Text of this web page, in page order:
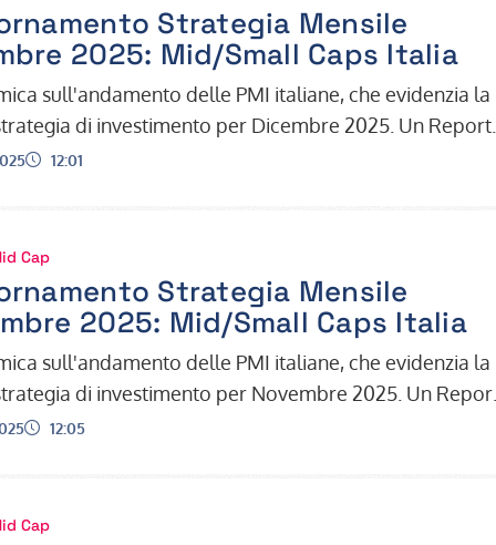
Strategia Mensile
2025: Mid/Small Caps Italia
sull'andamento delle PMI italiane, che evidenzia la
di investimento per Dicembre 2025. Un Report
dall'Uff…
Ora:
12:01
Cap
Strategia Mensile
2025: Mid/Small Caps Italia
sull'andamento delle PMI italiane, che evidenzia la
di investimento per Novembre 2025. Un
dall'Uff…
Ora:
12:05
Cap